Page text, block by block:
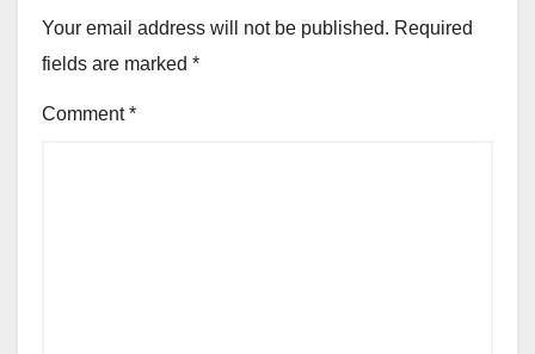
Your email address will not be published. Required
fields are marked *
Comment*